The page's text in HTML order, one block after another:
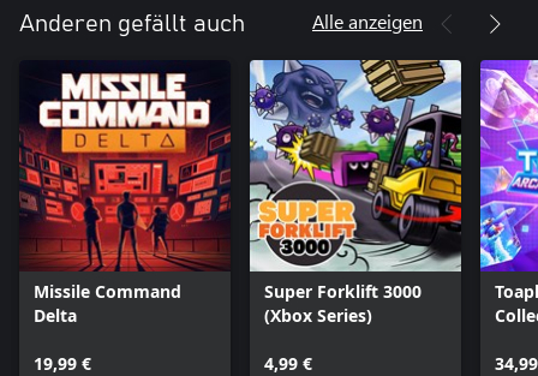
Anderen gefällt auch Alle anzeigen
Missile Command
Delta
19,99 €
Super Forklift 3000
(Xbox Series)
4,99 €